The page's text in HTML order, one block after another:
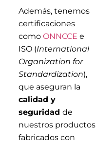
Además, tenemos
certificaciones
como ONNCCE e
ISO (International
Organization for
Standardization),
que aseguran la
calidad y
seguridad de
nuestros productos
fabricados con